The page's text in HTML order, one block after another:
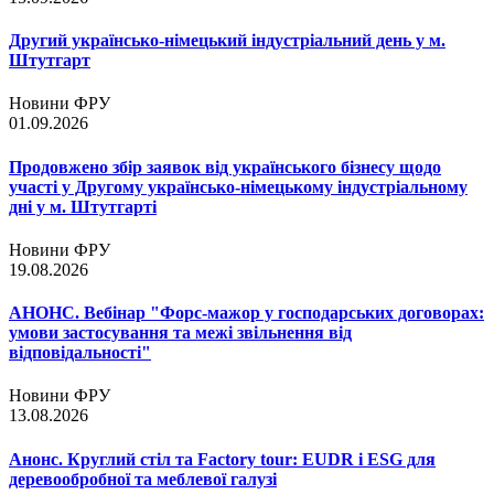
Другий українсько-німецький індустріальний день у м.
Штутгарт
Новини ФРУ
01.09.2026
Продовжено збір заявок від українського бізнесу щодо
участі у Другому українсько-німецькому індустріальному
дні у м. Штутгарті
Новини ФРУ
19.08.2026
АНОНС. Вебінар "Форс-мажор у господарських договорах:
умови застосування та межі звільнення від
відповідальності"
Новини ФРУ
13.08.2026
Анонс. Круглий стіл та Factory tour: EUDR і ESG для
деревообробної та меблевої галузі